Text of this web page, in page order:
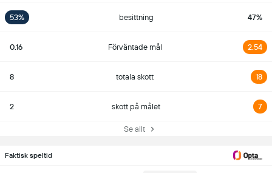
53% besittning 47%
0.16 Förväntade mål 2.54
8 totala skott 18
2 skott på målet 7
Se allt
Faktisk speltid